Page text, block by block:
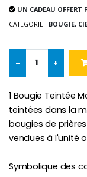
-10%
€5.50
-25%
Huile
UN CADEAU OFFERT
CATEGORIE : BOUGIE,
- +
1 Bougie Teintée
teintées dans la
bougies de
vendues à l'unité
Symbolique des